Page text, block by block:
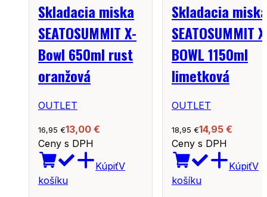
Skladacia miska
SEATOSUMMIT X-
Bowl 650ml rust
oranžová
OUTLET
16,95 €13,00 €
Ceny s DPH
KúpiťV
košíku
Skladacia miska
SEATOSUMMIT
BOWL 1150ml
limetková
OUTLET
18,95 €14,95 €
Ceny s DPH
KúpiťV
košíku